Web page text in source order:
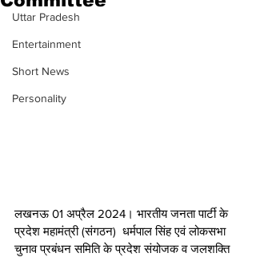
Uttar Pradesh
Entertainment
Short News
Personality
लखनऊ 01 अप्रैल 2024। भारतीय जनता पार्टी के
प्रदेश महामंत्री (संगठन)  धर्मपाल सिंह एवं लोकसभा
चुनाव प्रबंधन समिति के प्रदेश संयोजक व जलशक्ति